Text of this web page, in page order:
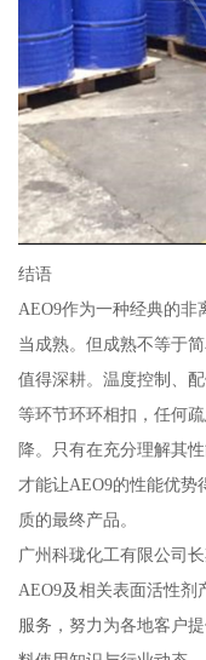
结语
AEO9作为一种经典的
当成熟。但成熟不等于
值得深耕。温度控制、
等环节环环相扣，任何
降。只有在充分理解其
才能让AEO9的性能优
质的最终产品。
广州科珑化工有限公司
AEO9及相关表面活性
服务，努力为各地客户